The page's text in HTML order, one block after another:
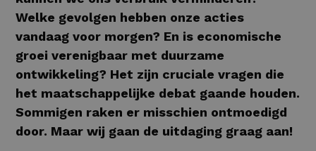
Welke gevolgen hebben onze acties
vandaag voor morgen? En is economische
groei verenigbaar met duurzame
ontwikkeling? Het zijn cruciale vragen die
het maatschappelijke debat gaande houden.
Sommigen raken er misschien ontmoedigd
door. Maar wij gaan de uitdaging graag aan!